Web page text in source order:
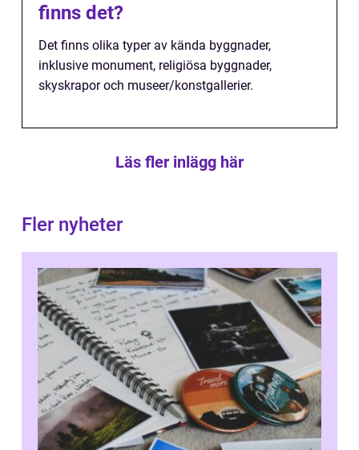
finns det?
Det finns olika typer av kända byggnader,
inklusive monument, religiösa byggnader,
skyskrapor och museer/konstgallerier.
Läs fler inlägg här
Fler nyheter